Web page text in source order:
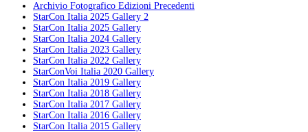
Archivio Fotografico Edizioni Precedenti
StarCon Italia 2025 Gallery 2
StarCon Italia 2025 Gallery
StarCon Italia 2024 Gallery
StarCon Italia 2023 Gallery
StarCon Italia 2022 Gallery
StarConVoi Italia 2020 Gallery
StarCon Italia 2019 Gallery
StarCon Italia 2018 Gallery
StarCon Italia 2017 Gallery
StarCon Italia 2016 Gallery
StarCon Italia 2015 Gallery